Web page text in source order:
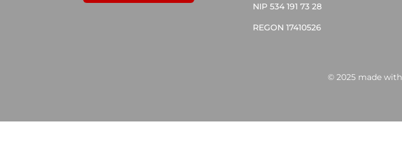
NIP 534 191 73 28
REGON 17410526
© 2025 made with